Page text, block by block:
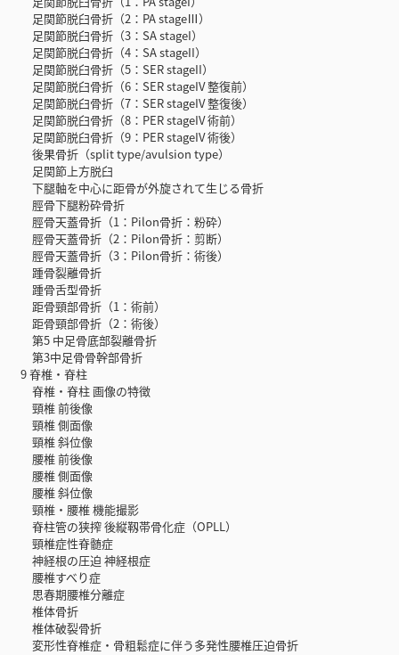
足関節脱臼骨折（2：PA stageⅢ）
足関節脱臼骨折（3：SA stageI）
足関節脱臼骨折（4：SA stageII）
足関節脱臼骨折（5：SER stageII）
足関節脱臼骨折（6：SER stageIV 整復前）
足関節脱臼骨折（7：SER stageIV 整復後）
足関節脱臼骨折（8：PER stageIV 術前）
足関節脱臼骨折（9：PER stageIV 術後）
後果骨折（split type/avulsion type）
足関節上方脱臼
下腿軸を中心に距骨が外旋されて生じる骨折
脛骨下腿粉砕骨折
脛骨天蓋骨折（1：Pilon骨折：粉砕）
脛骨天蓋骨折（2：Pilon骨折：剪断）
脛骨天蓋骨折（3：Pilon骨折：術後）
踵骨裂離骨折
踵骨舌型骨折
距骨頸部骨折（1：術前）
距骨頸部骨折（2：術後）
第5 中足骨底部裂離骨折
第3中足骨骨幹部骨折
9 脊椎・脊柱
脊椎・脊柱 画像の特徴
頸椎 前後像
頸椎 側面像
頸椎 斜位像
腰椎 前後像
腰椎 側面像
腰椎 斜位像
頸椎・腰椎 機能撮影
脊柱管の狭搾 後縦靱帯骨化症（OPLL）
頸椎症性脊髄症
神経根の圧迫 神経根症
腰椎すべり症
思春期腰椎分離症
椎体骨折
椎体破裂骨折
変形性脊椎症・骨粗鬆症に伴う多発性腰椎圧迫骨折